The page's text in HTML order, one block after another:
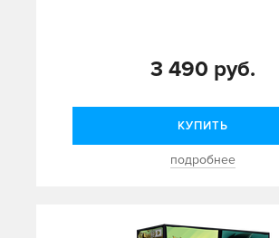
3 490 руб.
КУПИТЬ
подробнее